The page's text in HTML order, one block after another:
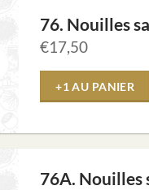
76. Nouilles
€17,50
+1 AU PANIER
76A. Nouilles